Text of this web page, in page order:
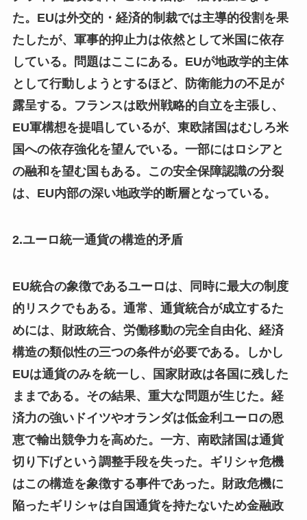
た。EUは外交的・経済的制裁では主導的役割を果
たしたが、軍事的抑止力は依然として米国に依存
している。問題はここにある。EUが地政学的主体
として行動しようとするほど、防衛能力の不足が
露呈する。フランスは欧州戦略的自立を主張し、
EU軍構想を提唱しているが、東欧諸国はむしろ米
国への依存強化を望んでいる。一部にはロシアと
の融和を望む国もある。この安全保障認識の分裂
は、EU内部の深い地政学的断層となっている。
2.ユーロ統一通貨の構造的矛盾
EU統合の象徴であるユーロは、同時に最大の制度
的リスクでもある。通常、通貨統合が成立するた
めには、財政統合、労働移動の完全自由化、経済
構造の類似性の三つの条件が必要である。しかし
EUは通貨のみを統一し、国家財政は各国に残した
ままである。その結果、重大な問題が生じた。経
済力の強いドイツやオランダは低金利ユーロの恩
恵で輸出競争力を高めた。一方、南欧諸国は通貨
切り下げという調整手段を失った。ギリシャ危機
はこの構造を象徴する事件であった。財政危機に
陥ったギリシャは自国通貨を持たないため金融政